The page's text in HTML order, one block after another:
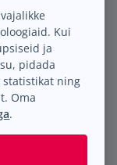
Kui
ja
pidada
statistikat ning
Oma
.